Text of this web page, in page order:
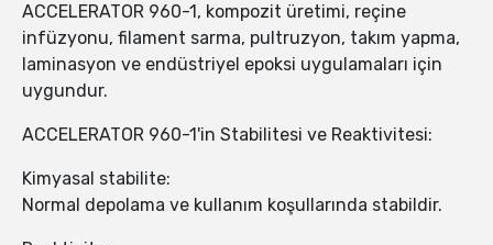
ACCELERATOR 960-1, kompozit üretimi, reçine
infüzyonu, filament sarma, pultruzyon, takım yapma,
laminasyon ve endüstriyel epoksi uygulamaları için
uygundur.
ACCELERATOR 960-1'in Stabilitesi ve Reaktivitesi:
Kimyasal stabilite:
Normal depolama ve kullanım koşullarında stabildir.